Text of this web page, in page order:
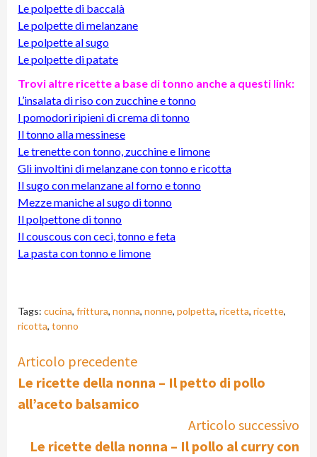
Le polpette di baccalà
Le polpette di melanzane
Le polpette al sugo
Le polpette di patate
Trovi altre ricette a base di tonno anche a questi link:
L’insalata di riso con zucchine e tonno
I pomodori ripieni di crema di tonno
Il tonno alla messinese
Le trenette con tonno, zucchine e limone
Gli involtini di melanzane con tonno e ricotta
Il sugo con melanzane al forno e tonno
Mezze maniche al sugo di tonno
Il polpettone di tonno
Il couscous con ceci, tonno e feta
La pasta con tonno e limone
Tags: cucina, frittura, nonna, nonne, polpetta, ricetta, ricette,
ricotta, tonno
Continue
Reading
Articolo precedente
Le ricette della nonna – Il petto di pollo
all’aceto balsamico
Articolo successivo
Le ricette della nonna – Il pollo al curry con